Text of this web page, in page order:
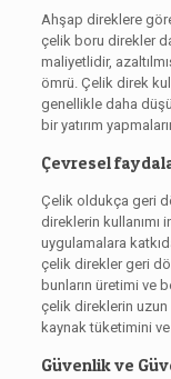
Ahşap direklere
çelik boru direkler
maliyetlidir,
ömrü. Çelik direk
genellikle daha
bir yatırım
Çevresel
Çelik oldukça geri
direklerin kullanımı
uygulamalara
çelik direkler geri
bunların üretimi ve
çelik direklerin uzun
kaynak tüketimini
Güvenlik ve